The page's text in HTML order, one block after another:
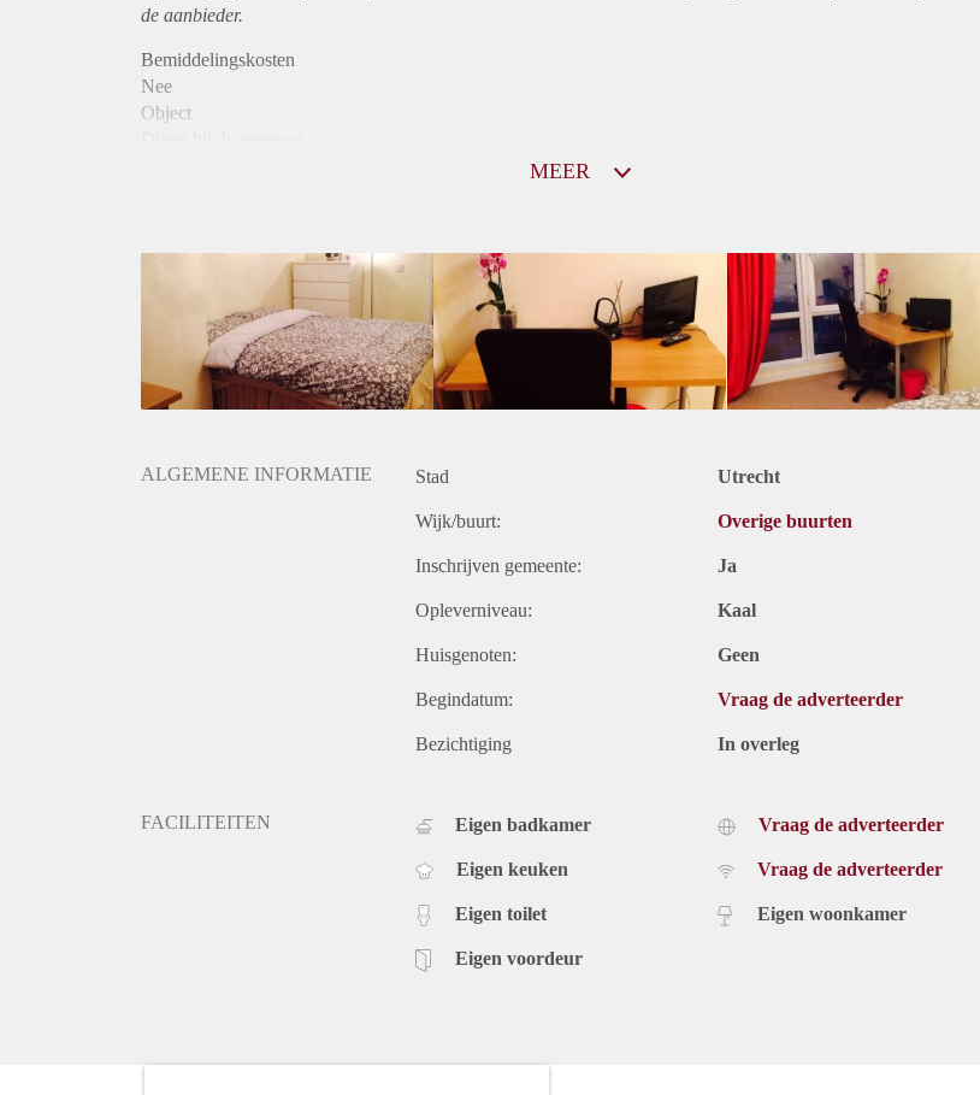
de aanbieder.
Bemiddelingskosten
Nee
Object
Inkomen eis
Huurtermijn
Onbepaalde termijn
MEER
ALGEMENE INFORMATIE Stad Utrecht
Wijk/buurt: Overige buurten
Inschrijven gemeente: Ja
Opleverniveau: Kaal
Huisgenoten: Geen
Begindatum: Vraag de adverteerder
Bezichtiging In overleg
FACILITEITEN Eigen badkamer
Eigen keuken
Eigen toilet
Eigen voordeur
Vraag de adverteerder
Vraag de adverteerder
Eigen woonkamer